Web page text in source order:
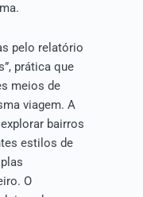
pelo relatório
prática que
meios de
viagem. A
bairros
estilos de
O